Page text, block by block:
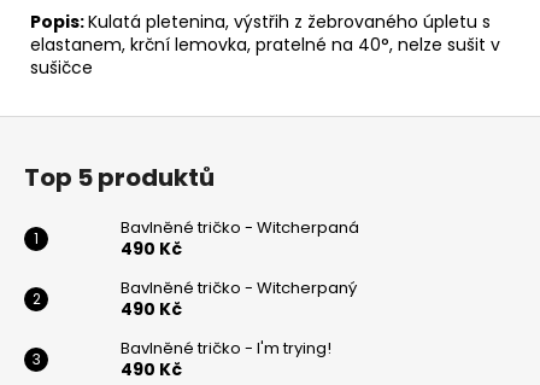
Popis:Kulatá pletenina, výstřih z žebrovaného úpletu s
elastanem, krční lemovka, pratelné na 40°, nelze sušit v
sušičce
Z
Top 5 produktů
Bavlněné tričko - Witcherpaná
490 Kč
Bavlněné tričko - Witcherpaný
490 Kč
Bavlněné tričko - I'm trying!
490 Kč